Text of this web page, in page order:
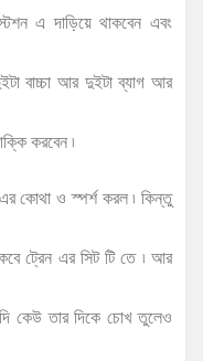
এ দাড়িয়ে থাকবেন এবং
বাচ্চা আর দুইটা ব্যাগ আর
করবেন ৷
কোথা ও স্পর্শ করল ৷ কিন্তু
ট্রেন এর সিট টি তে ৷ আর
কেউ তার দিকে চোখ তুলেও